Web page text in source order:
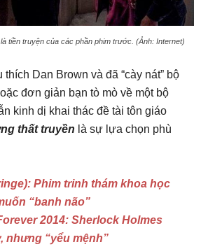
tiền truyện của các phần phim trước. (Ảnh: Internet)
Dan Brown và đã “cày nát” bộ
đơn giản bạn tò mò về một bộ
kinh dị khai thác đề tài tôn giáo
thất truyền là sự lựa chọn phù
Phim trinh thám khoa học
“banh não”
2014: Sherlock Holmes
nhưng “yểu mệnh”